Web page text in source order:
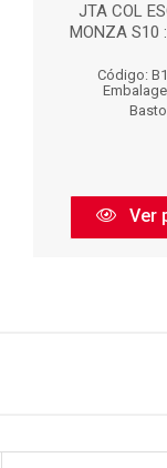
JTA COL
MONZA S10
Código:
Ver